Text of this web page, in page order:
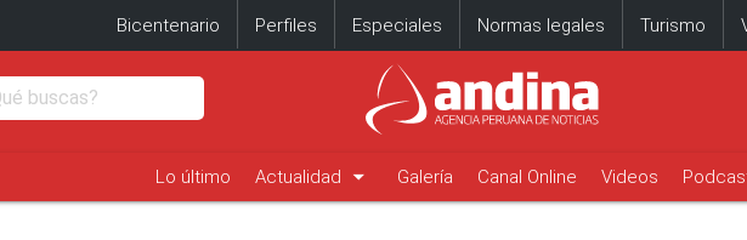
Bicentenario Perfiles Especiales Normas legales Turismo
Lo último Actualidad arrow_drop_down Galería Canal Online Videos